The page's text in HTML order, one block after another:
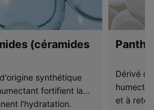
(céramides
synthétique
fortifient la
l'hydratation.
Dérivé
et à